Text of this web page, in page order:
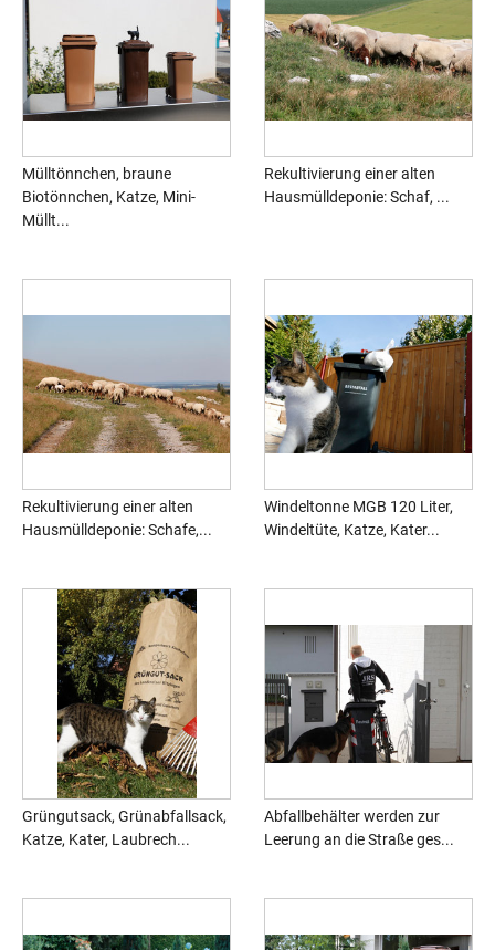
Mülltönnchen, braune
Biotönnchen, Katze, Mini-
Müllt...
Rekultivierung einer alten
Hausmülldeponie: Schaf, ...
Rekultivierung einer alten
Hausmülldeponie: Schafe,...
Windeltonne MGB 120 Liter,
Windeltüte, Katze, Kater...
Grüngutsack, Grünabfallsack,
Katze, Kater, Laubrech...
Abfallbehälter werden zur
Leerung an die Straße ges...